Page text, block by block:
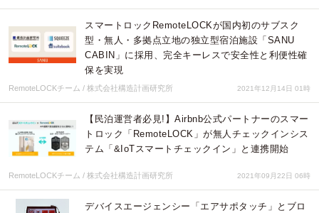
スマートロックRemoteLOCKが国内初のサブスク
型・無人・多拠点立地の独立型宿泊施設「SANU
CABIN」に採用、完全キーレスで安全性と利便性確
保を実現
RemoteLOCKチーム / 株式会社構造計画研究所 2021年12月14日 01時
【⺠泊運営者必見!】Airbnb公式パートナーのスマー
トロック「RemoteLOCK」が無人チェックインシス
テム「&IoTスマートチェックイン」と連携開始
RemoteLOCKチーム / 株式会社構造計画研究所 2021年09月22日 06時
デバイスエージェンシー「エアサポタッチ」とブロ